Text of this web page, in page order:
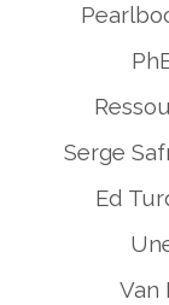
Serge
Ed
Van